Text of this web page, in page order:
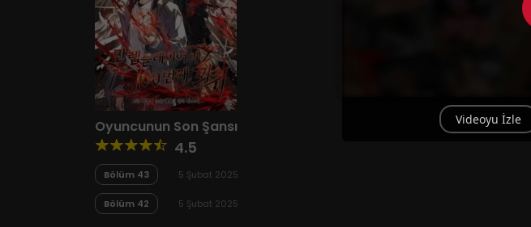
Oyuncunun Son Şansı
4.5
Bölüm 43 5 Şubat 2025
Bölüm 42 5 Şubat 2025
Videoyu İzle